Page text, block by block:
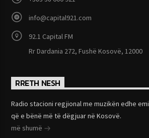
info@capital921.com
92.1 Capital FM
Rr Dardania 272, Fushë Kosovë, 12000
RRETH NESH
Radio stacioni regjional me muzikën edhe
që e bënë më të dëgjuar në Kosovë.
më shumë